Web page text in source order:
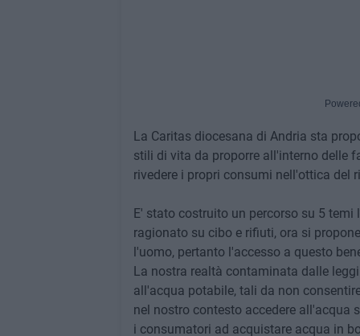
La Caritas diocesana di Andria sta
stili di vita da proporre all'interno delle
rivedere i propri consumi nell'ottica del
E' stato costruito un percorso su 5
ragionato su cibo e rifiuti, ora si
l'uomo, pertanto l'accesso a questo
La nostra realtà contaminata dalle
all'acqua potabile, tali da non
nel nostro contesto accedere all'acqua
i consumatori ad acquistare acqua in